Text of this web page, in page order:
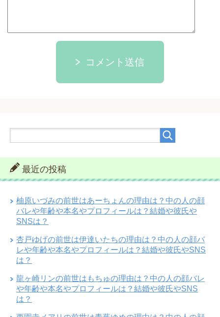
コメント送信
最近の投稿
柚原いづみの前世はあーちょんの理由は？中の人の顔
バレや年齢や本名やプロフィールは？結婚や彼氏や
SNSは？
杏戸ゆげの前世は伊達いたちの理由は？中の人の顔バ
レや年齢や本名やプロフィールは？結婚や彼氏やSNS
は？
龍ヶ崎リンの前世はもちゅの理由は？中の人の顔バレ
や年齢や本名やプロフィールは？結婚や彼氏やSNS
は？